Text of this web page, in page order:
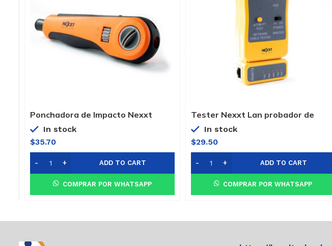
Ponchadora de Impacto Nexxt
110/88
In stock
$35.70
ADD TO CART
COMPRAR POR WHATSAPP
Tester Nexxt Lan probador de
cables
In stock
$29.50
ADD TO CART
COMPRAR POR WHATSAPP